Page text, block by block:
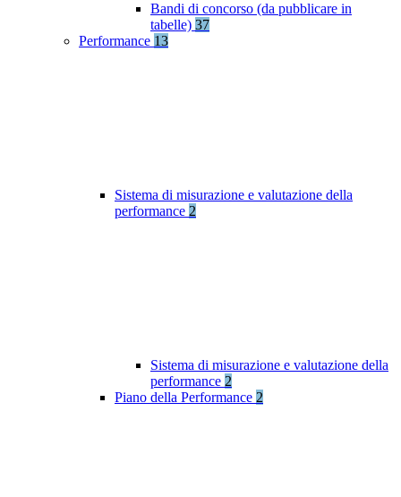
Bandi di concorso (da pubblicare in
tabelle) 37
Performance 13
Sistema di misurazione e valutazione della
performance 2
Sistema di misurazione e valutazione della
performance 2
Piano della Performance 2